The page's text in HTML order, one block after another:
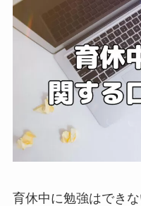
育休中に勉強はできな